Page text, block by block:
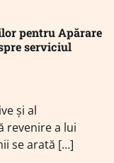
pentru Apărare
serviciul
și al
revenire a lui
se arată […]